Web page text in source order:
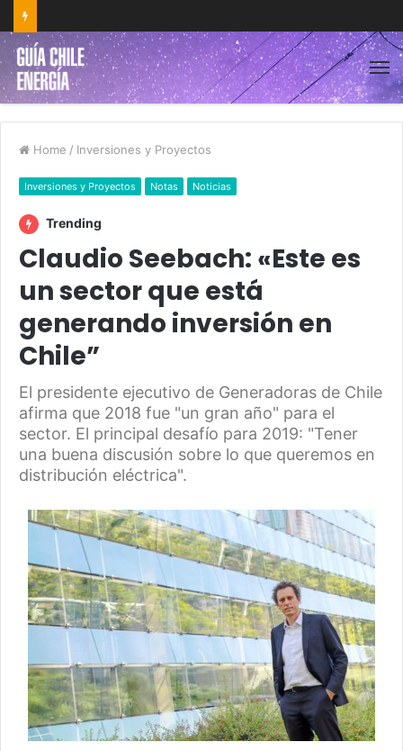
Home / Inversiones y Proyectos
Inversiones y Proyectos Notas Noticias
Trending
Claudio Seebach: «Este es
un sector que está
generando inversión en
Chile”
El presidente ejecutivo de Generadoras de Chile
afirma que 2018 fue "un gran año" para el
sector. El principal desafío para 2019: "Tener
una buena discusión sobre lo que queremos en
distribución eléctrica".